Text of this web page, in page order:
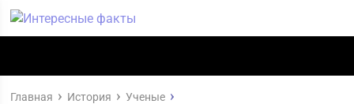
Главная История Ученые